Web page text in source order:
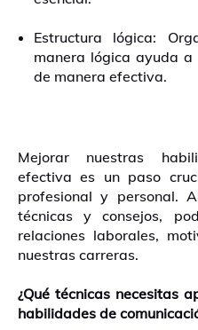
Estructura lógica:
manera lógica ayuda
de manera efectiva.
Mejorar nuestras
efectiva es un paso
profesional y personal.
técnicas y consejos,
relaciones laborales,
nuestras carreras.
¿Qué técnicas necesitas
habilidades de